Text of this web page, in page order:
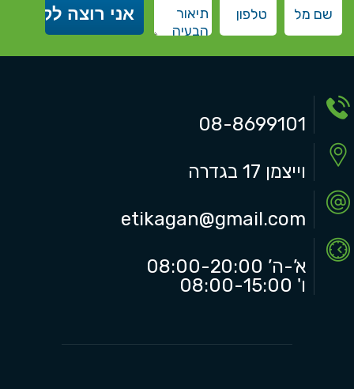
08-8699101
וייצמן 17 בגדרה
etikagan@gmail.com
א’-ה’ 08:00-20:00
ו' 08:00-15:00